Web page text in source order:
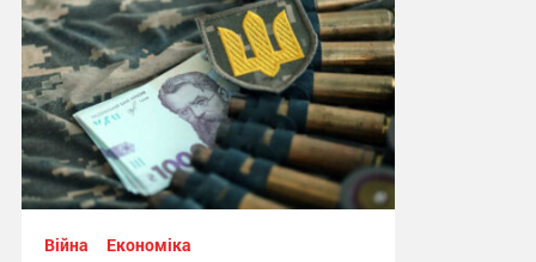
Війна Економіка